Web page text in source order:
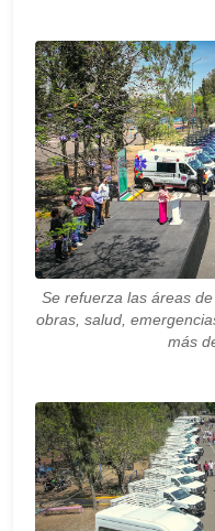
Se refuerza las áreas
obras, salud,
más